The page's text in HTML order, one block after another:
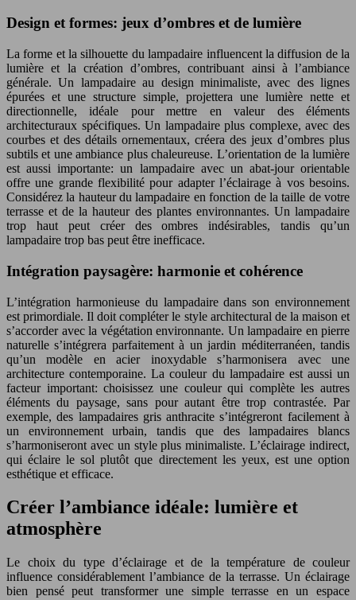
Design et formes: jeux d’ombres et de lumière
La forme et la silhouette du lampadaire influencent la diffusion de la
lumière et la création d’ombres, contribuant ainsi à l’ambiance
générale. Un lampadaire au design minimaliste, avec des lignes
épurées et une structure simple, projettera une lumière nette et
directionnelle, idéale pour mettre en valeur des éléments
architecturaux spécifiques. Un lampadaire plus complexe, avec des
courbes et des détails ornementaux, créera des jeux d’ombres plus
subtils et une ambiance plus chaleureuse. L’orientation de la lumière
est aussi importante: un lampadaire avec un abat-jour orientable
offre une grande flexibilité pour adapter l’éclairage à vos besoins.
Considérez la hauteur du lampadaire en fonction de la taille de votre
terrasse et de la hauteur des plantes environnantes. Un lampadaire
trop haut peut créer des ombres indésirables, tandis qu’un
lampadaire trop bas peut être inefficace.
Intégration paysagère: harmonie et cohérence
L’intégration harmonieuse du lampadaire dans son environnement
est primordiale. Il doit compléter le style architectural de la maison et
s’accorder avec la végétation environnante. Un lampadaire en pierre
naturelle s’intégrera parfaitement à un jardin méditerranéen, tandis
qu’un modèle en acier inoxydable s’harmonisera avec une
architecture contemporaine. La couleur du lampadaire est aussi un
facteur important: choisissez une couleur qui complète les autres
éléments du paysage, sans pour autant être trop contrastée. Par
exemple, des lampadaires gris anthracite s’intégreront facilement à
un environnement urbain, tandis que des lampadaires blancs
s’harmoniseront avec un style plus minimaliste. L’éclairage indirect,
qui éclaire le sol plutôt que directement les yeux, est une option
esthétique et efficace.
Créer l’ambiance idéale: lumière et
atmosphère
Le choix du type d’éclairage et de la température de couleur
influence considérablement l’ambiance de la terrasse. Un éclairage
bien pensé peut transformer une simple terrasse en un espace